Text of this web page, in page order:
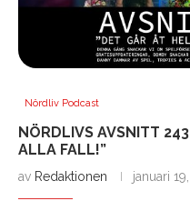
Nördliv Podcast
NÖRDLIVS AVSNITT
ALLA FALL!”
av Redaktionen januari